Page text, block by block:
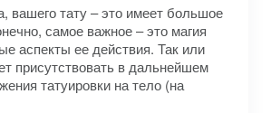
вашего тату – это имеет большое
самое важное – это магия
аспекты ее действия. Так или
присутствовать в дальнейшем
татуировки на тело (на